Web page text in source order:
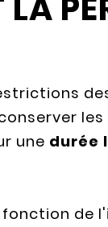
les
une durée
de